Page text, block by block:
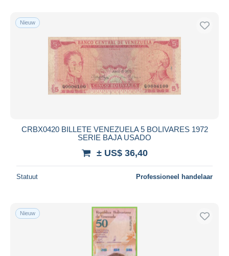
Nieuw
CRBX0420 BILLETE VENEZUELA 5 BOLIVARES 1972
SERIE BAJA USADO
± US$ 36,40
Statuut Professioneel handelaar
Nieuw